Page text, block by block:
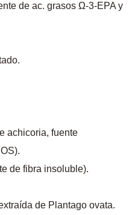
de ac. grasos Ω-3-EPA y
achicoria, fuente
de fibra insoluble).
de Plantago ovata.